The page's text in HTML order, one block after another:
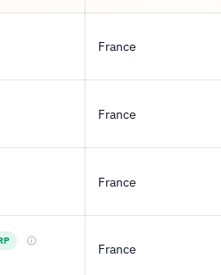
France
France
France
France